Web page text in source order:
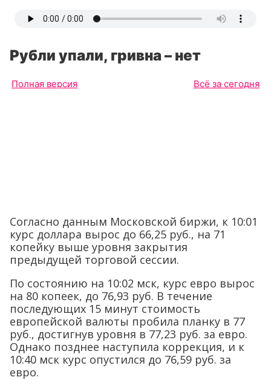
Рубли упали, гривна – нет
Полная версия Всё за сегодня
Согласно данным Московской биржи, к 10:01
курс доллара вырос до 66,25 руб., на 71
копейку выше уровня закрытия
предыдущей торговой сессии.
По состоянию на 10:02 мск, курс евро вырос
на 80 копеек, до 76,93 руб. В течение
последующих 15 минут стоимость
европейской валюты пробила планку в 77
руб., достигнув уровня в 77,23 руб. за евро.
Однако позднее наступила коррекция, и к
10:40 мск курс опустился до 76,59 руб. за
евро.